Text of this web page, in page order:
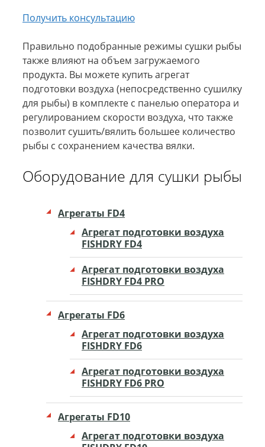
Получить консультацию
Правильно подобранные режимы сушки рыбы
также влияют на объем загружаемого
продукта. Вы можете купить агрегат
подготовки воздуха (непосредственно сушилку
для рыбы) в комплекте с панелью оператора и
регулированием скорости воздуха, что также
позволит сушить/вялить большее количество
рыбы с сохранением качества вялки.
Оборудование для сушки рыбы
Агрегаты FD4
Агрегат подготовки воздуха
FISHDRY FD4
Агрегат подготовки воздуха
FISHDRY FD4 PRO
Агрегаты FD6
Агрегат подготовки воздуха
FISHDRY FD6
Агрегат подготовки воздуха
FISHDRY FD6 PRO
Агрегаты FD10
Агрегат подготовки воздуха